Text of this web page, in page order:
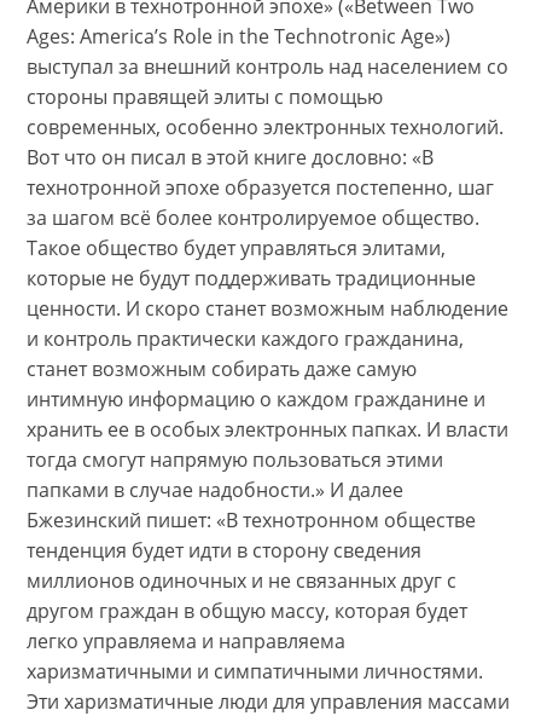
Америки в технотронной эпохе» («Between Two
Ages: America’s Role in the Technotronic Age»)
выступал за внешний контроль над населением со
стороны правящей элиты с помощью
современных, особенно электронных технологий.
Вот что он писал в этой книге дословно: «В
технотронной эпохе образуется постепенно, шаг
за шагом всё более контролируемое общество.
Такое общество будет управляться элитами,
которые не будут поддерживать традиционные
ценности. И скоро станет возможным наблюдение
и контроль практически каждого гражданина,
станет возможным собирать даже самую
интимную информацию о каждом гражданине и
хранить ее в особых электронных папках. И власти
тогда смогут напрямую пользоваться этими
папками в случае надобности.» И далее
Бжезинский пишет: «В технотронном обществе
тенденция будет идти в сторону сведения
миллионов одиночных и не связанных друг с
другом граждан в общую массу, которая будет
легко управляема и направляема
харизматичными и симпатичными личностями.
Эти харизматичные люди для управления массами